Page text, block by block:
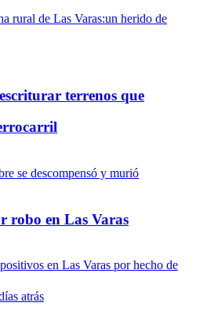
terrenos que
robo en Las Varas